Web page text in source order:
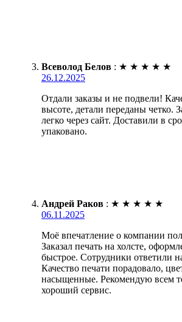
Всеволод Белов : ★ ★ ★ ★ ★
26.12.2025
Отдали заказы и не подвели!
высоте, детали переданы четко.
легко через сайт. Доставили в
упаковано.
Андрей Раков : ★ ★ ★ ★ ★
06.11.2025
Моё впечатление о компании
Заказал печать на холсте,
быстрое. Сотрудники ответили
Качество печати порадовало,
насыщенные. Рекомендую всем
хороший сервис.